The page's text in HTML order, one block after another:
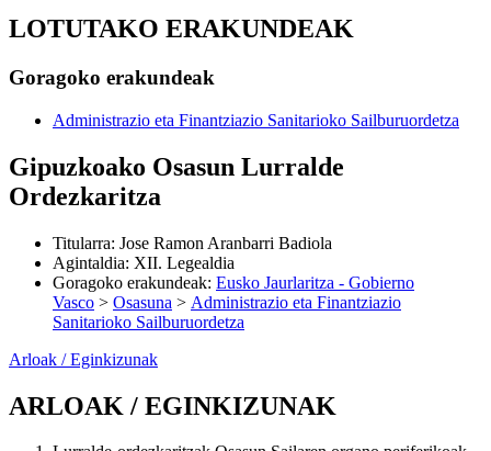
LOTUTAKO ERAKUNDEAK
Goragoko erakundeak
Administrazio eta Finantziazio Sanitarioko Sailburuordetza
Gipuzkoako Osasun Lurralde
Ordezkaritza
Titularra: Jose Ramon Aranbarri Badiola
Agintaldia: XII. Legealdia
Goragoko erakundeak: Eusko Jaurlaritza - Gobierno
Vasco > Osasuna > Administrazio eta Finantziazio
Sanitarioko Sailburuordetza
Arloak / Eginkizunak
ARLOAK / EGINKIZUNAK